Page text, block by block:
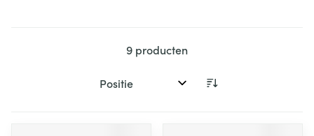
9 producten
Sorteer op: